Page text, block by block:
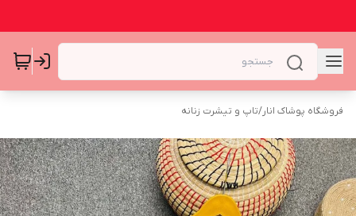
فروشگاه پوشاک انار/تاپ و تیشرت زنانه